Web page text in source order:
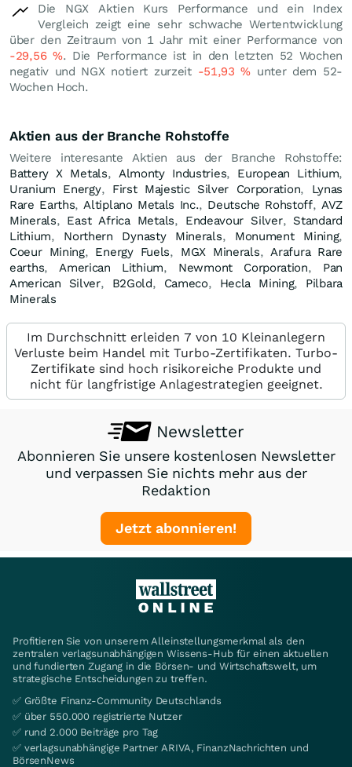
Die NGX Aktien Kurs Performance und ein Index
Vergleich zeigt eine sehr schwache Wertentwicklung
über den Zeitraum von 1 Jahr mit einer Performance von
-29,56 %. Die Performance ist in den letzten 52 Wochen
negativ und NGX notiert zurzeit -51,93% unter dem 52-
Wochen Hoch.
Aktien aus der Branche Rohstoffe
Weitere interesante Aktien aus der Branche Rohstoffe:
Battery X Metals, Almonty Industries, European Lithium,
Uranium Energy, First Majestic Silver Corporation, Lynas
Rare Earths,Altiplano Metals Inc., Deutsche Rohstoff, AVZ
Minerals, East Africa Metals, Endeavour Silver, Standard
Lithium, Northern Dynasty Minerals, Monument Mining,
Coeur Mining, Energy Fuels, MGX Minerals,Arafura Rare
earths,American Lithium, Newmont Corporation, Pan
American Silver, B2Gold, Cameco, Hecla Mining, Pilbara
Minerals
Im Durchschnitt erleiden 7 von 10 Kleinanlegern
Verluste beim Handel mit Turbo-Zertifikaten. Turbo-
Zertifikate sind hoch risikoreiche Produkte und
nicht für langfristige Anlagestrategien geeignet.
Newsletter
Abonnieren Sie unsere kostenlosen Newsletter
und verpassen Sie nichts mehr aus der
Redaktion
Jetzt abonnieren!
Profitieren Sie von unserem Alleinstellungsmerkmal als den
zentralen verlagsunabhängigen Wissens-Hub für einen aktuellen
und fundierten Zugang in die Börsen- und Wirtschaftswelt, um
strategische Entscheidungen zu treffen.
✅ Größte Finanz-Community Deutschlands
✅ über 550.000 registrierte Nutzer
✅ rund 2.000 Beiträge pro Tag
✅ verlagsunabhängige Partner ARIVA, FinanzNachrichten und
BörsenNews